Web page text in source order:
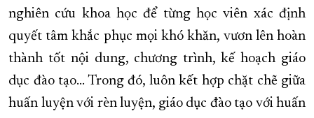
nghiên cứu khoa học để từng học viên xác định
quyết tâm khắc phục mọi khó khăn, vươn lên hoàn
thành tốt nội dung, chương trình, kế hoạch giáo
dục đào tạo... Trong đó, luôn kết hợp chặt chẽ giữa
huấn luyện với rèn luyện, giáo dục đào tạo với huấn